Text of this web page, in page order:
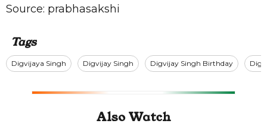
Source: prabhasakshi
Tags
Digvijaya Singh Digvijay Singh Digvijay Singh Birthday
Also Watch